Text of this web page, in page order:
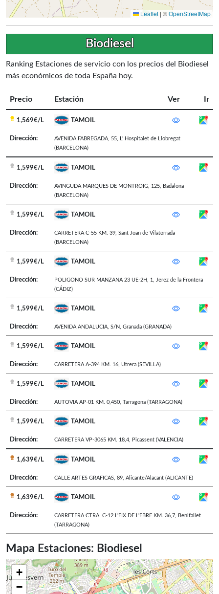
Leaflet | ©OpenStreetMap
Biodiesel
Ranking Estaciones de servicio con los precios del Biodiesel
más económicos de toda España hoy.
Precio Estación Ver Ir
1,569€/L TAMOIL
Dirección: AVENIDA FABREGADA, 55
L' Hospitalet de Llobregat
(BARCELONA)
1,599€/L TAMOIL
Dirección: AVINGUDA MARQUES DE MONTROIG, 125
Badalona
(BARCELONA)
1,599€/L TAMOIL
Dirección: CARRETERA C-55 KM. 39 Sant Joan de Vilatorrada
(BARCELONA)
1,599€/L TAMOIL
Dirección: POLIGONO SUR MANZANA 23 UE-2H, 1
Jerez de la Frontera
(CÁDIZ)
1,599€/L TAMOIL
Dirección: AVENIDA ANDALUCIA, S/N Granada (GRANADA)
1,599€/L TAMOIL
Dirección: CARRETERA A-394 KM. 16 Utrera (SEVILLA)
1,599€/L TAMOIL
Dirección: AUTOVIA AP-01 KM. 0,450 Tarragona (TARRAGONA)
1,599€/L TAMOIL
Dirección: CARRETERA VP-3065 KM. 18,4 Picassent (VALENCIA)
1,639€/L TAMOIL
Dirección: CALLE ARTES GRAFICAS, 89 Alicante/Alacant (ALICANTE)
1,639€/L TAMOIL
Dirección: CARRETERA CTRA. C-12 L'EIX DE L'EBRE KM. 36,7
Benifallet
(TARRAGONA)
Mapa Estaciones: Biodiesel
+
−